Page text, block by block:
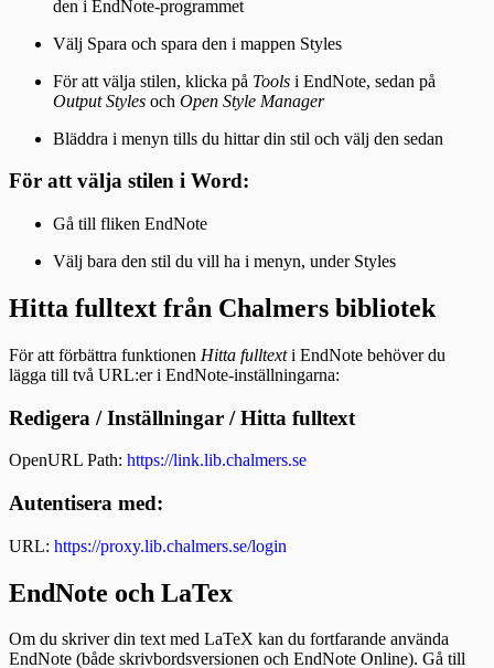
den i EndNote-programmet
Välj Spara och spara den i mappen Styles
För att välja stilen, klicka på Tools i EndNote, sedan på
Output Styles och Open Style Manager
Bläddra i menyn tills du hittar din stil och välj den sedan
För att välja stilen i Word:
Gå till fliken EndNote
Välj bara den stil du vill ha i menyn, under Styles
Hitta fulltext från Chalmers bibliotek
För att förbättra funktionen Hitta fulltexti EndNote behöver du
lägga till två URL:er i EndNote-inställningarna:
Redigera / Inställningar / Hitta fulltext
OpenURL Path: https://link.lib.chalmers.se
Autentisera med:
URL: https://proxy.lib.chalmers.se/login
EndNote och LaTex
Om du skriver din text med LaTeX kan du fortfarande använda
EndNote (både skrivbordsversionen och EndNote Online). Gå till